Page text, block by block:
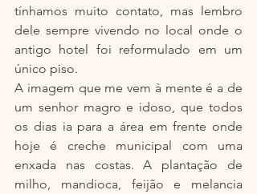
tínhamos muito contato, mas lembro
dele sempre vivendo no local onde o
antigo hotel foi reformulado em um
único piso.
A imagem que me vem à mente é a de
um senhor magro e idoso, que todos
os dias ia para a área em frente onde
hoje é creche municipal com uma
enxada nas costas. A plantação de
milho, mandioca, feijão e melancia